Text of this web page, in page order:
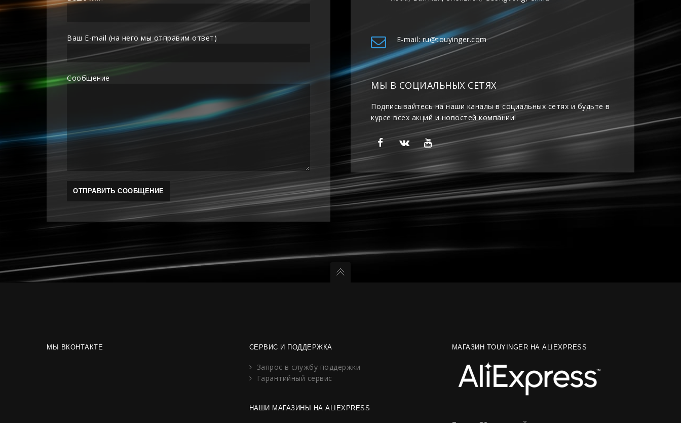
Ваш E-mail (на него мы отправим ответ)
Сообщение
E-mail: ru@touyinger.com
МЫ В СОЦИАЛЬНЫХ СЕТЯХ
Подписывайтесь на наши каналы в социальных сетях и будьте в
курсе всех акций и новостей компании!
МЫ ВКОНТАКТЕ СЕРВИС И ПОДДЕРЖКА
Запрос в службу поддержки
Гарантийный сервис
НАШИ МАГАЗИНЫ НА ALIEXPRESS
МАГАЗИН TOUYINGER НА ALIEXPRESS